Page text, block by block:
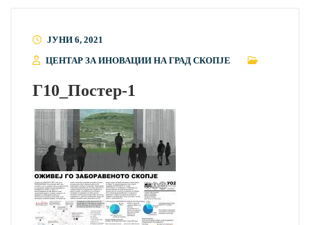
ЈУНИ 6, 2021
ЦЕНТАР ЗА ИНОВАЦИИ НА ГРАД СКОПЈЕ
Г10_Постер-1